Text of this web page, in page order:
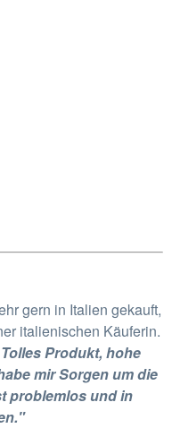
gern in Italien gekauft,
italienischen Käuferin.
Tolles Produkt, hohe
mir Sorgen um die
problemlos und in